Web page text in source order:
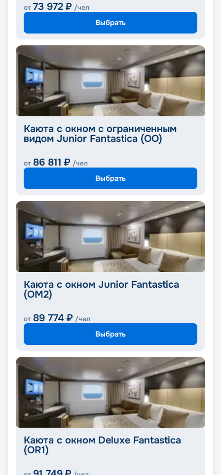
от 73 972 ₽ /чел
Выбрать
Каюта с окном с ограниченным
видом Junior Fantastica (OO)
от 86 811 ₽ /чел
Выбрать
Каюта с окном Junior Fantastica
(OM2)
от 89 774 ₽ /чел
Выбрать
Каюта с окном Deluxe Fantastica
(OR1)